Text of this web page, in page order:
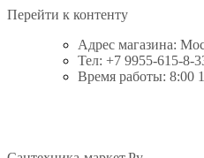
Перейти к контенту
Адрес магазина:
Тел: +7 9955-615-8-
Время работы: 8:00